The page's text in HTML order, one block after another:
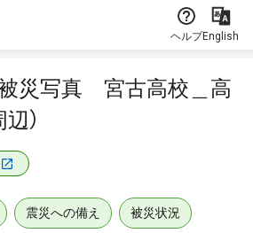
ヘルプEnglish
災写真 宮古高校＿高
）
震災への備え 被災状況